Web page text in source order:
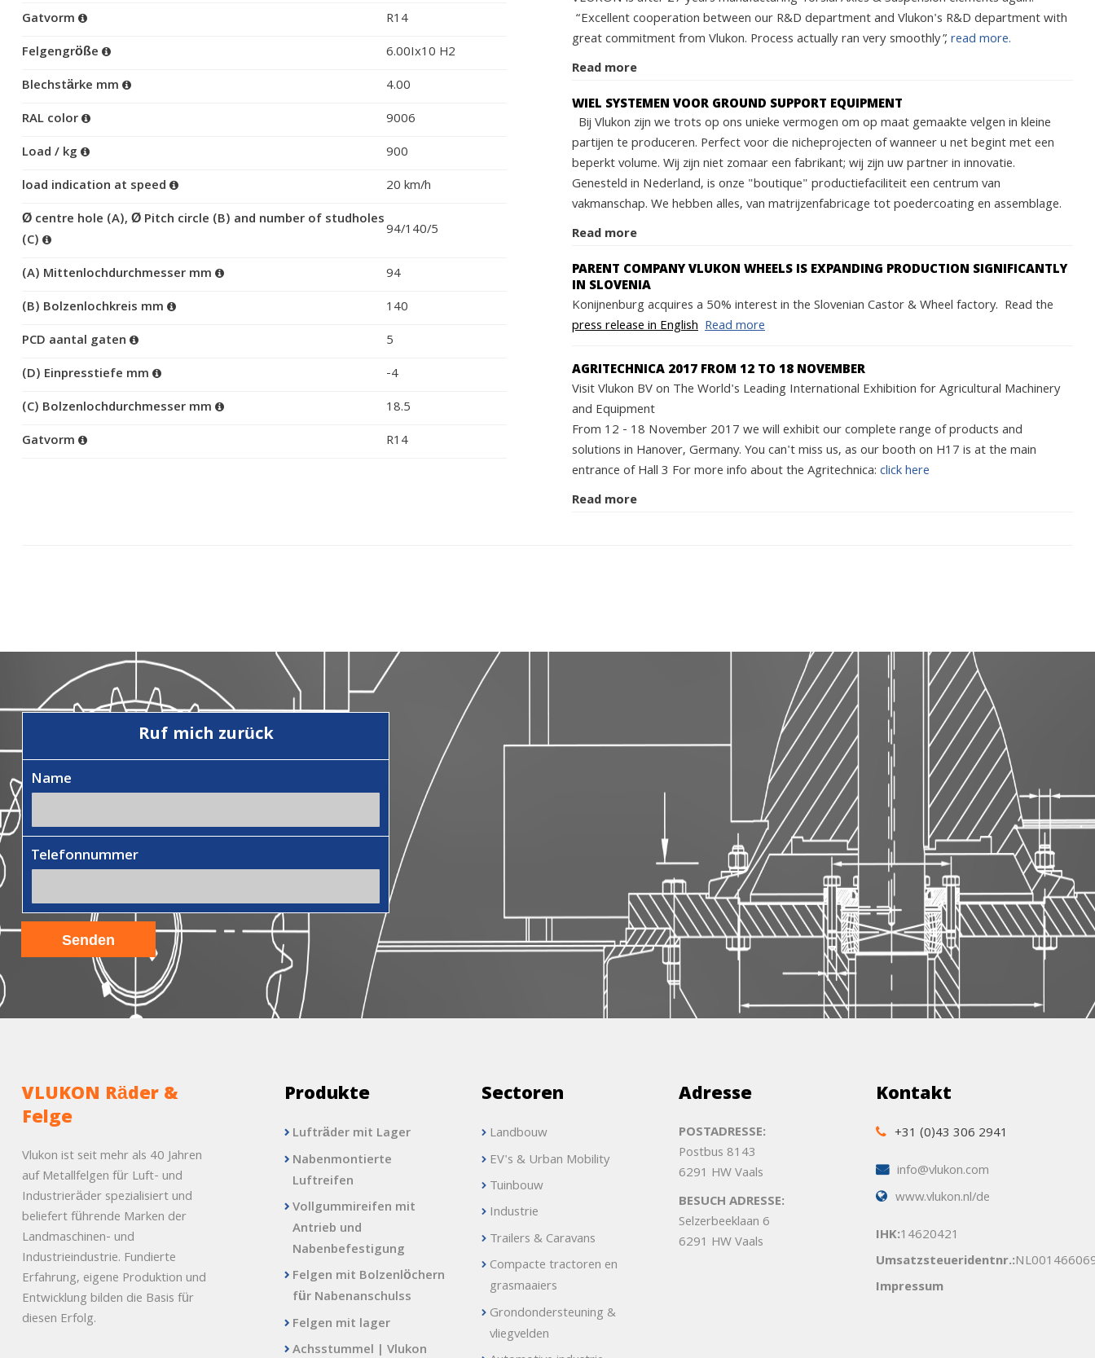
Gatvorm
R14
Felgengröße
6.00Ix10 H2
Blechstärke mm
4.00
RAL color
9006
Load / kg
900
load indication at speed
20 km/h
Ø centre hole (A), Ø Pitch circle (B) and number of studholes
(C)
94/140/5
(A) Mittenlochdurchmesser mm
94
(B) Bolzenlochkreis mm
140
PCD aantal gaten
5
(D) Einpresstiefe mm
-4
(C) Bolzenlochdurchmesser mm
18.5
Gatvorm
R14
“Excellent cooperation between our R&D department and Vlukon's R&D department with
great commitment from Vlukon. Process actually ran very smoothly”,read more.
Read more
WIEL SYSTEMEN VOOR GROUND SUPPORT EQUIPMENT
Bij Vlukon zijn we trots op ons unieke vermogen om op maat gemaakte velgen in kleine
partijen te produceren. Perfect voor die nicheprojecten of wanneer u net begint met een
beperkt volume. Wij zijn niet zomaar een fabrikant; wij zijn uw partner in innovatie.
Genesteld in Nederland, is onze "boutique" productiefaciliteit een centrum van
vakmanschap. We hebben alles, van matrijzenfabricage tot poedercoating en assemblage.
Read more
PARENT COMPANY VLUKON WHEELS IS EXPANDING PRODUCTION SIGNIFICANTLY
IN SLOVENIA
Konijnenburg acquires a 50% interest in the Slovenian Castor & Wheel factory. Read the
press release in English Read more
AGRITECHNICA 2017 FROM 12 TO 18 NOVEMBER
Visit Vlukon BV on The World's Leading International Exhibition for Agricultural Machinery
and Equipment
From 12 - 18 November 2017 we will exhibit our complete range of products and
solutions in Hanover, Germany. You can't miss us, as our booth on H17 is at the main
entrance of Hall 3 For more info about the Agritechnica:click here
Read more
Ruf mich zurück
Name
Telefonnummer
VLUKON Räder &
Felge
Vlukon ist seit mehr als 40 Jahren
auf Metallfelgen für Luft- und
Industrieräder spezialisiert und
beliefert führende Marken der
Landmaschinen- und
Industrieindustrie. Fundierte
Erfahrung, eigene Produktion und
Entwicklung bilden die Basis für
diesen Erfolg.
Produkte
Lufträder mit Lager
Nabenmontierte
Luftreifen
Vollgummireifen mit
Antrieb und
Nabenbefestigung
Felgen mit Bolzenlöchern
für Nabenanschulss
Felgen mit lager
Achsstummel | Vlukon
Sectoren
Landbouw
EV's & Urban Mobility
Tuinbouw
Industrie
Trailers & Caravans
Compacte tractoren en
grasmaaiers
Grondondersteuning &
vliegvelden
Adresse
POSTADRESSE:
Postbus 8143
6291 HW Vaals
BESUCH ADRESSE:
Selzerbeeklaan 6
6291 HW Vaals
Kontakt
+31 (0)43 306 2941
info@vlukon.com
www.vlukon.nl/de
IHK:14620421
Umsatzsteueridentnr.:
Impressum